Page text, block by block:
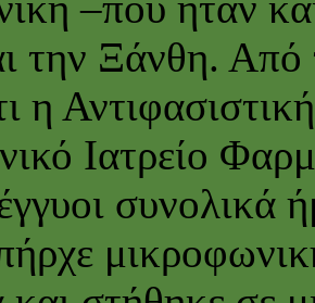
την Ξάνθη.
η
Ιατρείο
συνολικά